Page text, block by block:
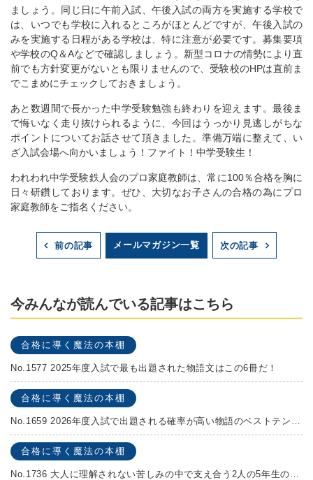
ましょう。同じ日に午前入試、午後入試の両方を実施する学校で
は、いつでも学校に入れるところがほとんどですが、午後入試の
みを実施する日程がある学校は、特に注意が必要です。募集要項
や学校のQ＆Aなどで確認しましょう。新型コロナの情勢により直
前でも方針変更がないとも限りませんので、受験校のHPは直前ま
でこまめにチェックしておきましょう。
あと数週間で長かった中学受験勉強も終わりを迎えます。最後ま
で悔いなく走り抜けられるように、今回はうっかり見逃しがちな
ポイントについてお話させて頂きました。準備万端に整えて、い
ざ入試会場へ向かいましょう！ファイト！中学受験生！
われわれ中学受験鉄人会のプロ家庭教師は、常に100％合格を胸に
日々研鑽しております。ぜひ、大切なお子さんの合格の為にプロ
家庭教師をご指名ください。
前の記事 メールマガジン一覧 次の記事
今みんなが読んでいる記事はこちら
合格に導く魔法の本棚
No.1577 2025年度入試で最も出題された物語文はこの6冊だ！
合格に導く魔法の本棚
No.1659 2026年度入試で出題される確率が高い物語のベストテンを発表します！
合格に導く魔法の本棚
No.1736 大人に理解されない苦しみの中で支え合う2人の5年生の成長物語！『夏の迷子』村上しいこ